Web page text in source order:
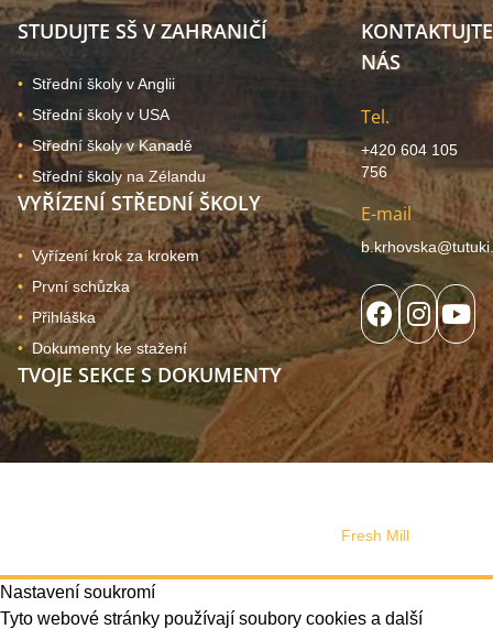
STUDUJTE SŠ V ZAHRANIČÍ
Střední školy v Anglii
Střední školy v USA
Střední školy v Kanadě
Střední školy na Zélandu
VYŘÍZENÍ STŘEDNÍ ŠKOLY
Vyřízení krok za krokem
První schůzka
Přihláška
Dokumenty ke stažení
TVOJE SEKCE S DOKUMENTY
KONTAKTUJTE
NÁS
Tel.
+420 604 105
756
E-mail
Fresh Mill
Nastavení soukromí
Tyto webové stránky používají soubory cookies a další